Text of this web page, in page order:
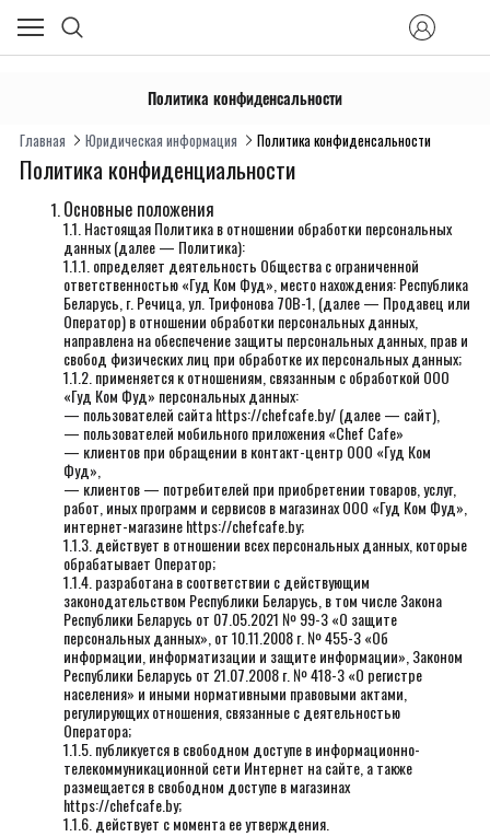
Политика конфиденсальности
Главная Юридическая информация Политика конфиденсальности
Политика конфиденциальности
Основные положения
1.1. Настоящая Политика в отношении обработки персональных
данных (далее — Политика):
1.1.1. определяет деятельность Общества с ограниченной
ответственностью «Гуд Ком Фуд», место нахождения: Республика
Беларусь, г. Речица, ул. Трифонова 70В-1, (далее — Продавец или
Оператор) в отношении обработки персональных данных,
направлена на обеспечение защиты персональных данных, прав и
свобод физических лиц при обработке их персональных данных;
1.1.2. применяется к отношениям, связанным с обработкой ООО
«Гуд Ком Фуд» персональных данных:
— пользователей сайта https://chefcafe.by/ (далее — сайт),
— пользователей мобильного приложения «Chef Cafe»
— клиентов при обращении в контакт-центр ООО «Гуд Ком
Фуд»,
— клиентов — потребителей при приобретении товаров, услуг,
работ, иных программ и сервисов в магазинах ООО «Гуд Ком Фуд»,
интернет-магазине https://chefcafe.by;
1.1.3. действует в отношении всех персональных данных, которые
обрабатывает Оператор;
1.1.4. разработана в соответствии с действующим
законодательством Республики Беларусь, в том числе Закона
Республики Беларусь от 07.05.2021 № 99-З «О защите
персональных данных», от 10.11.2008 г. № 455-З «Об
информации, информатизации и защите информации», Законом
Республики Беларусь от 21.07.2008 г. № 418-З «О регистре
населения» и иными нормативными правовыми актами,
регулирующих отношения, связанные с деятельностью
Оператора;
1.1.5. публикуется в свободном доступе в информационно-
телекоммуникационной сети Интернет на сайте, а также
размещается в свободном доступе в магазинах
https://chefcafe.by;
1.1.6. действует с момента ее утверждения.